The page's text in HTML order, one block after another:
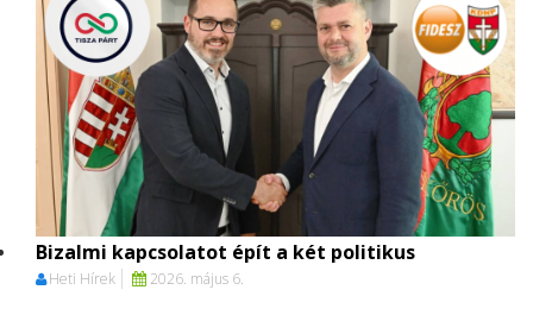
Bizalmi kapcsolatot épít a két politikus
Heti Hírek 2026. május 6.